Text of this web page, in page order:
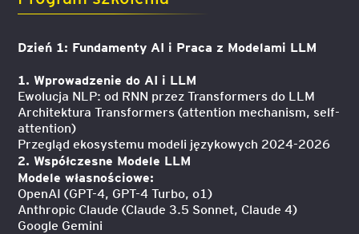
Dzień 1: Fundamenty AI i Praca z Modelami LLM
1. Wprowadzenie do AI i LLM
Ewolucja NLP: od RNN przez Transformers do LLM
Architektura Transformers (attention mechanism, self-
attention)
Przegląd ekosystemu modeli językowych 2024-2026
2. Współczesne Modele LLM
Modele własnościowe:
OpenAI (GPT-4, GPT-4 Turbo, o1)
Anthropic Claude (Claude 3.5 Sonnet, Claude 4)
Google Gemini